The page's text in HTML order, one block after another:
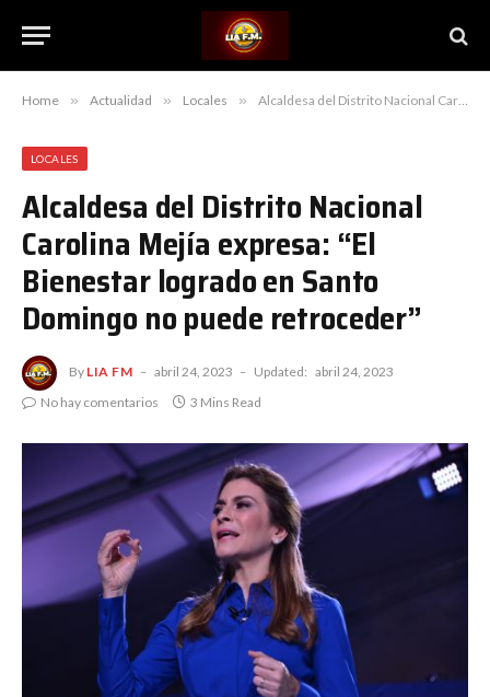
Home » Actualidad » Locales » Alcaldesa del Distrito Nacional Carolina Mejía expresa: “El Bienestar logrado en Santo Domingo no puede retroceder”
LOCALES
Alcaldesa del Distrito Nacional
Carolina Mejía expresa: “El
Bienestar logrado en Santo
Domingo no puede retroceder”
By LIA FM abril 24, 2023 Updated: abril 24, 2023
No hay comentarios
3 Mins Read